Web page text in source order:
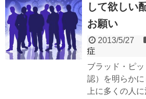
して欲しい
お願い
2013/5/27
症
ブラッド・ピ
認）を明らか
上に多くの人